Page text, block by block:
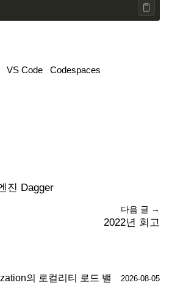
VS Code
Codespaces
진 Dagger
다음 글 →
2022년 회고
의 로컬리티 로드 밸
2026-08-05